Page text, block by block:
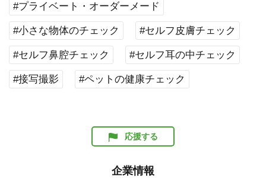
#プライベート・オーダーメード
#小さな物体のチェック #セルフ皮膚チェック
#セルフ鼻腔チェック #セルフ耳の中チェック
#接写撮影 #ペットの健康チェック
応援する
企業情報